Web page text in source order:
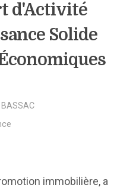
d'Activité
Solide
immobilière, a